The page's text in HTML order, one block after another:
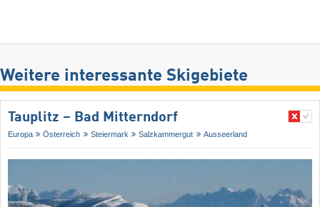
Weitere interessante Skigebiete
Tauplitz – Bad Mitterndorf
Europa Österreich Steiermark Salzkammergut Ausseerland